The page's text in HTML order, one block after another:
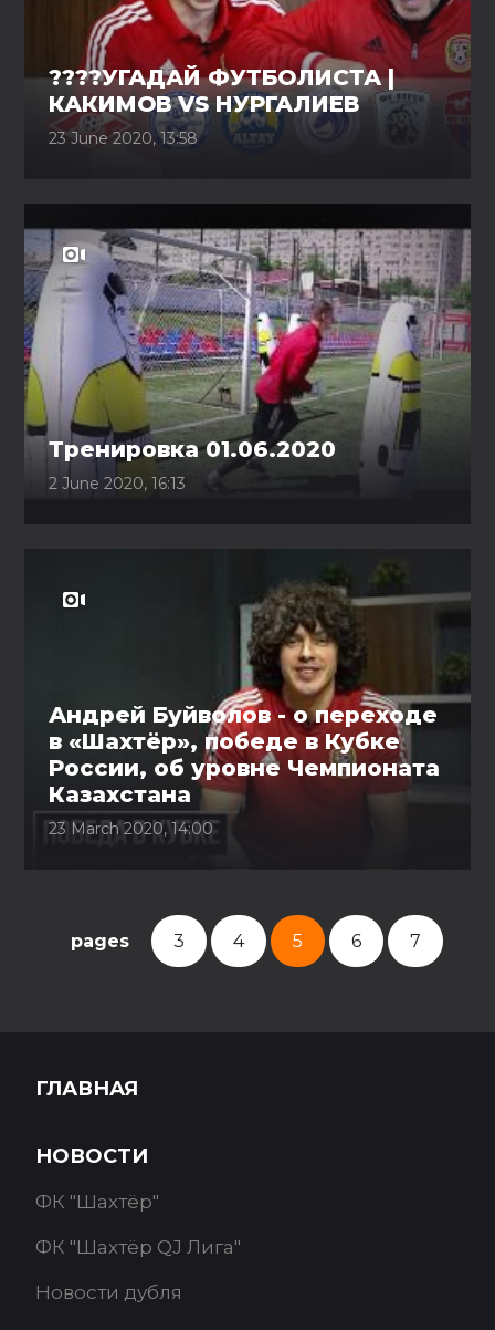
????УГАДАЙ ФУТБОЛИСТА |
КАКИМОВ VS НУРГАЛИЕВ
23 June 2020, 13:58
Тренировка 01.06.2020
2 June 2020, 16:13
Андрей Буйволов - о переходе
в «Шахтёр», победе в Кубке
России, об уровне Чемпионата
Казахстана
23 March 2020, 14:00
pages 3 4 5 6 7
ГЛАВНАЯ
НОВОСТИ
ФК "Шахтёр"
ФК "Шахтёр QJ Лига"
Новости дубля